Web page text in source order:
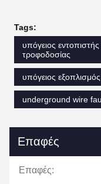
Tags:
υπόγειος
τροφοδοσίας
υπόγειος
underground wire
Επαφές
Επαφές: